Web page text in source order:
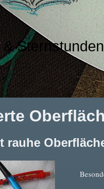
Sternstunden
rauhe